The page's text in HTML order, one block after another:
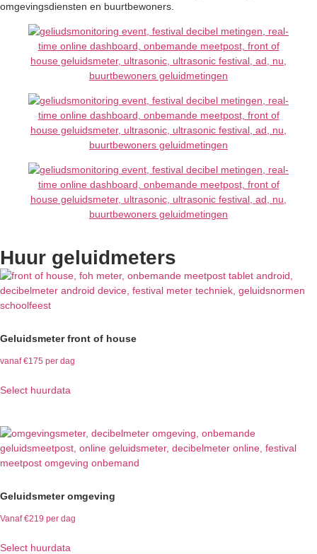
omgevingsdiensten en buurtbewoners.
Huur geluidmeters
Geluidsmeter front of house
vanaf €175 per dag
Select huurdata
Geluidsmeter omgeving
Vanaf €219 per dag
Select huurdata